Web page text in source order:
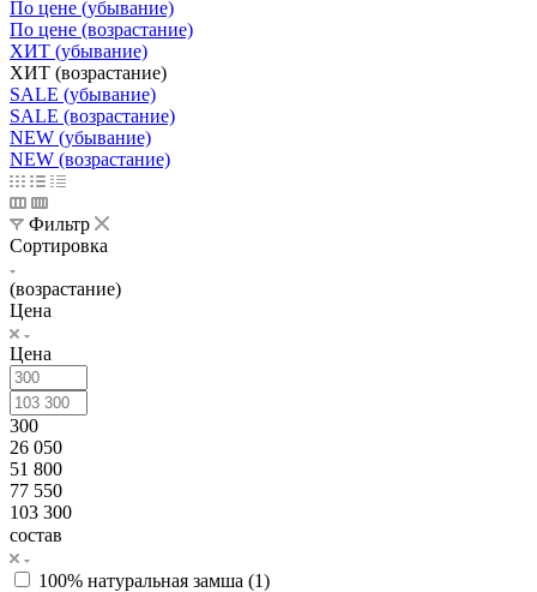
По цене (убывание)
По цене (возрастание)
ХИТ (убывание)
ХИТ (возрастание)
SALE (убывание)
SALE (возрастание)
NEW (убывание)
NEW (возрастание)
Фильтр
Сортировка
(возрастание)
Цена
Цена
300
26 050
51 800
77 550
103 300
состав
100% натуральная замша (1)